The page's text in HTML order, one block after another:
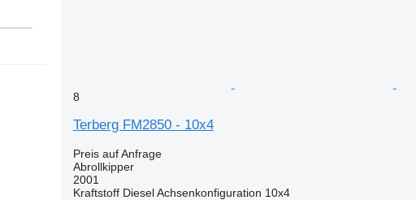
8
Terberg FM2850 - 10x4
Preis auf Anfrage
Abrollkipper
2001
Kraftstoff Diesel Achsenkonfiguration 10x4